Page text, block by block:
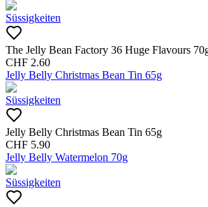
Süssigkeiten
The Jelly Bean Factory 36 Huge Flavours
CHF 2.60
Jelly Belly Christmas Bean Tin 65g
Süssigkeiten
Jelly Belly Christmas Bean Tin 65g
CHF 5.90
Jelly Belly Watermelon 70g
Süssigkeiten